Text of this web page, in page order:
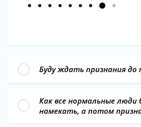
Буду ждать признания до
Как все нормальные люди
намекать, а потом